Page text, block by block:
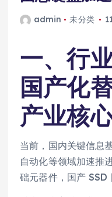
admin 未分类
一、行
国产化
产业核
当前，国内关键信息
自动化等领域加速推
础元器件，国产 SSD